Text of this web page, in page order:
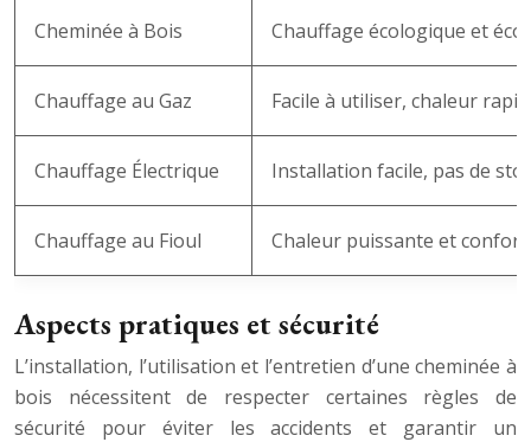
Cheminée à Bois Chauffage écologique et
Chauffage au Gaz Facile à utiliser, chaleur
Chauffage Électrique Installation facile, pas de
Chauffage au Fioul Chaleur puissante et
Aspects pratiques et sécurité
L’installation, l’utilisation et l’entretien d’une cheminée à
bois nécessitent de respecter certaines règles de
sécurité pour éviter les accidents et garantir un